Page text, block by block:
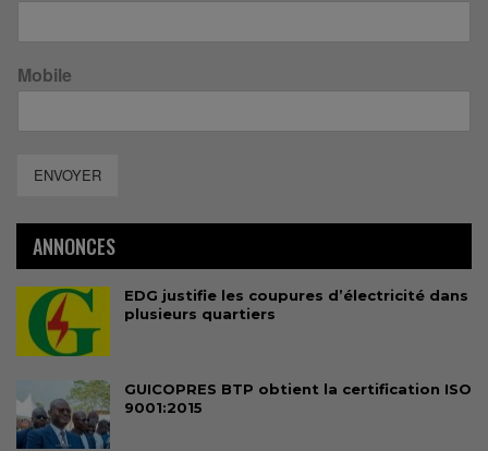
Mobile
ENVOYER
ANNONCES
EDG justifie les coupures d’électricité dans
plusieurs quartiers
GUICOPRES BTP obtient la certification ISO
9001:2015